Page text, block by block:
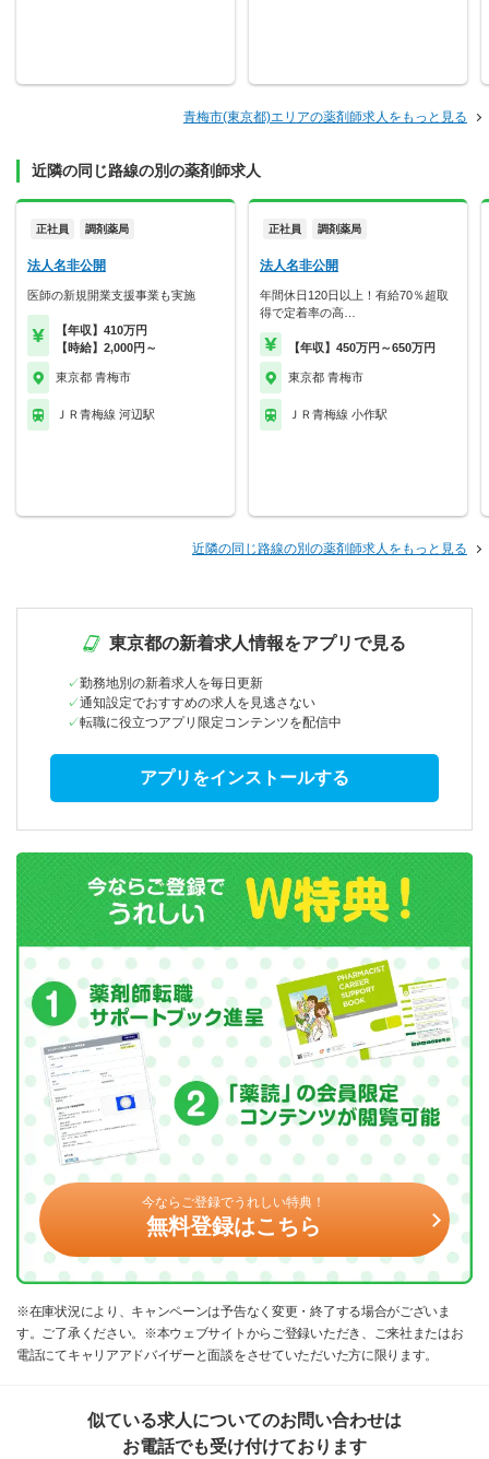
青梅市(東京都)エリアの薬剤師求人をもっと見る
近隣の同じ路線の別の薬剤師求人
正社員 調剤薬局
法人名非公開
医師の新規開業支援事業も実施
【年収】410万円
【時給】2,000円～
東京都 青梅市
ＪＲ青梅線 河辺駅
正社員 調剤薬局
法人名非公開
年間休日120日以上！有給70％超取
得で定着率の高…
【年収】450万円～650万円
東京都 青梅市
ＪＲ青梅線 小作駅
近隣の同じ路線の別の薬剤師求人をもっと見る
東京都の新着求人情報をアプリで見る
勤務地別の新着求人を毎日更新
通知設定でおすすめの求人を見逃さない
転職に役立つアプリ限定コンテンツを配信中
アプリをインストールする
今ならご登録でうれしい特典！
無料登録はこちら
※在庫状況により、キャンペーンは予告なく変更・終了する場合がございま
す。ご了承ください。※本ウェブサイトからご登録いただき、ご来社またはお
電話にてキャリアアドバイザーと面談をさせていただいた方に限ります。
似ている求人についてのお問い合わせは
お電話でも受け付けております